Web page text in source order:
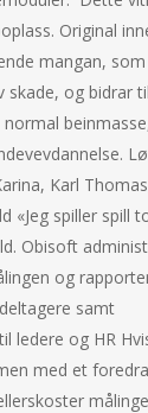
Original
mangan,
skade, og bidrar til
Karl
«Jeg spiller spill
Obisoft
og
samt
ledere og HR
med et